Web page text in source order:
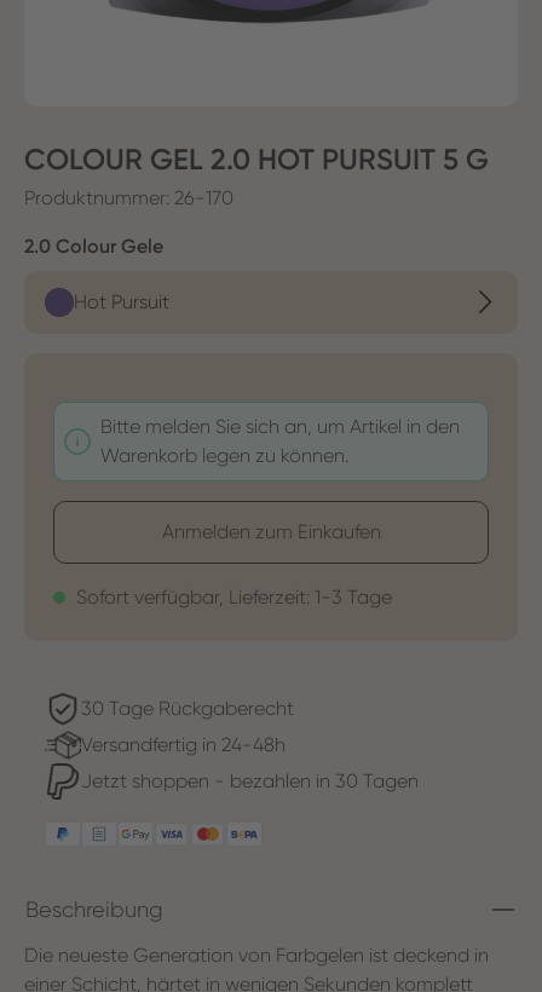
COLOUR GEL 2.0 HOT PURSUIT 5 G
Produktnummer: 26-170
2.0 Colour Geleauswählen
Hot Pursuit
Bitte melden Sie sich an, um Artikel in den
Warenkorb legen zu können.
Anmelden zum Einkaufen
Sofort verfügbar, Lieferzeit: 1-3 Tage
30 Tage Rückgaberecht
Versandfertig in 24-48h
Jetzt shoppen - bezahlen in 30 Tagen
Beschreibung
Die neueste Generation von Farbgelen ist deckend in
einer Schicht, härtet in wenigen Sekunden komplett